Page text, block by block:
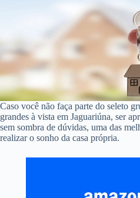
Caso você não faça parte do seleto
grandes à vista em Jaguariúna, ser
sem sombra de dúvidas, uma das
realizar o sonho da casa própria.